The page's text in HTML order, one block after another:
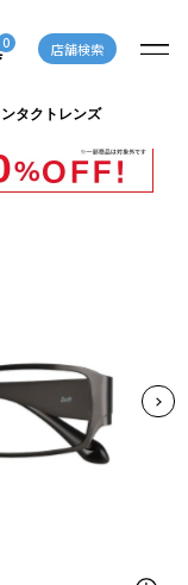
0 店舗検索
タクトレンズ